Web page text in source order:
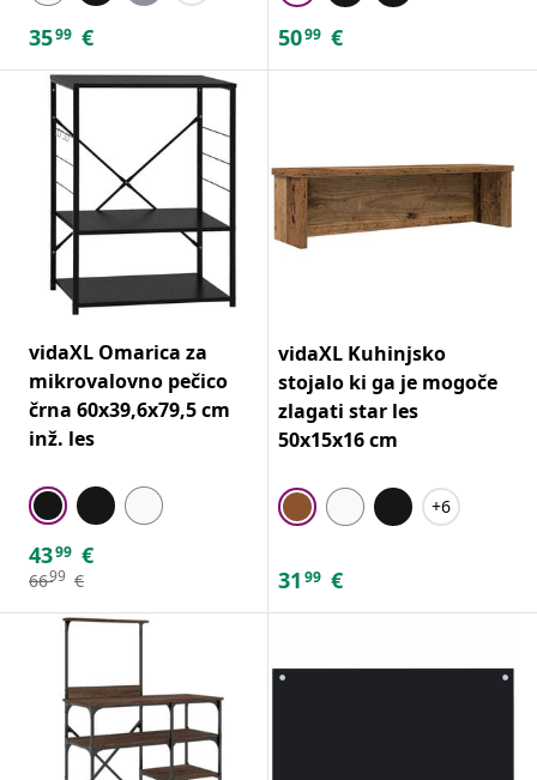
3599 € 5099 €
vidaXL Omarica za
mikrovalovno pečico
črna 60x39,6x79,5 cm
inž. les
4399 €
6699 €
vidaXL Kuhinjsko
stojalo ki ga je mogoče
zlagati star les
50x15x16 cm
+6
31 99 €